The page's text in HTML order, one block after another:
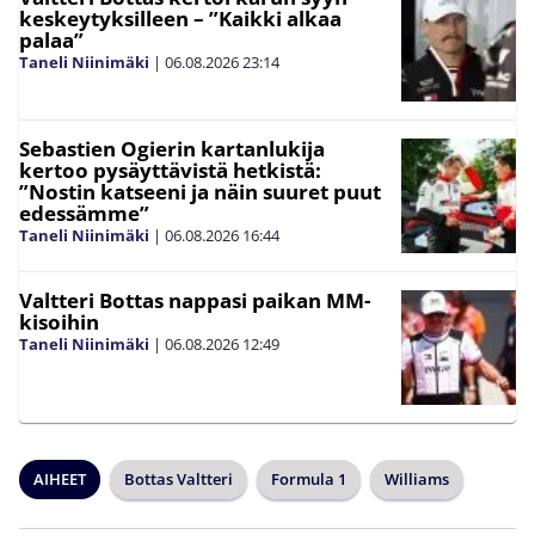
keskeytyksilleen – ”Kaikki alkaa
palaa”
Taneli Niinimäki | 06.08.202623:14
Sebastien Ogierin kartanlukija
kertoo pysäyttävistä hetkistä:
”Nostin katseeni ja näin suuret puut
edessämme”
Taneli Niinimäki | 06.08.2026 16:44
Valtteri Bottas nappasi paikan MM-
kisoihin
Taneli Niinimäki | 06.08.2026 12:49
AIHEET Bottas Valtteri Formula 1 Williams